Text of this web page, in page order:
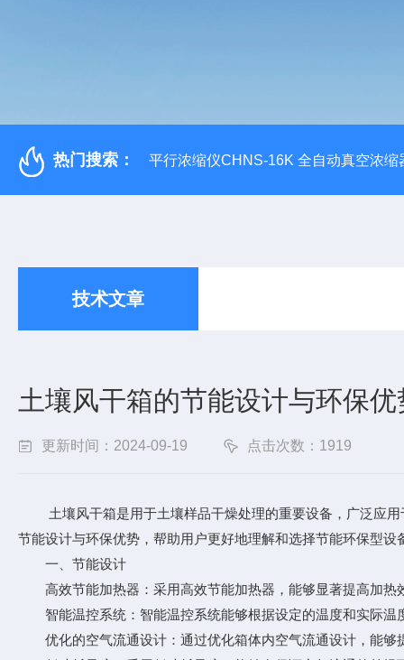
热门搜索： 平行浓缩仪CHNS-16K 全自动真空浓缩
技术文章
土壤风干箱的节能设计与环保优
更新时间：2024-09-19 点击次数：1919
土壤风干箱是用于土壤样品干燥处理的重要设备，广泛应用
节能设计与环保优势，帮助用户更好地理解和选择节能环保型设
一、节能设计
高效节能加热器：采用高效节能加热器，能够显著提高加热
智能温控系统：智能温控系统能够根据设定的温度和实际温
优化的空气流通设计：通过优化箱体内空气流通设计，能够